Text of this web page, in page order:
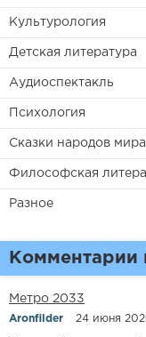
Культурология
Детская литература
Аудиоспектакль
Психология
Сказки народов мира
Философская
Разное
Комментарии
Метро 2033
Aronfilder 24 июня